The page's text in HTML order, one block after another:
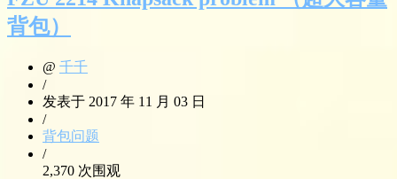
背包）
@ 千千
/
发表于 2017 年 11 月 03 日
/
背包问题
/
2,370 次围观